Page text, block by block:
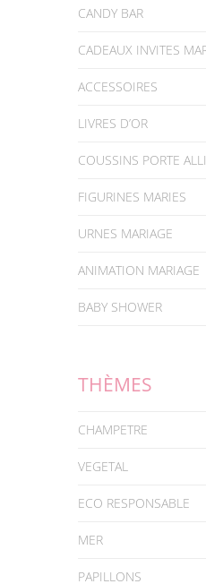
CANDY BAR
CADEAUX INVITES
ACCESSOIRES
LIVRES D’OR
COUSSINS PORTE
FIGURINES MARIES
URNES MARIAGE
ANIMATION MARIAGE
BABY SHOWER
THÈMES
CHAMPETRE
VEGETAL
ECO RESPONSABLE
MER
PAPILLONS